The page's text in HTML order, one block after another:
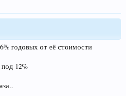
годовых от её стоимости
12%